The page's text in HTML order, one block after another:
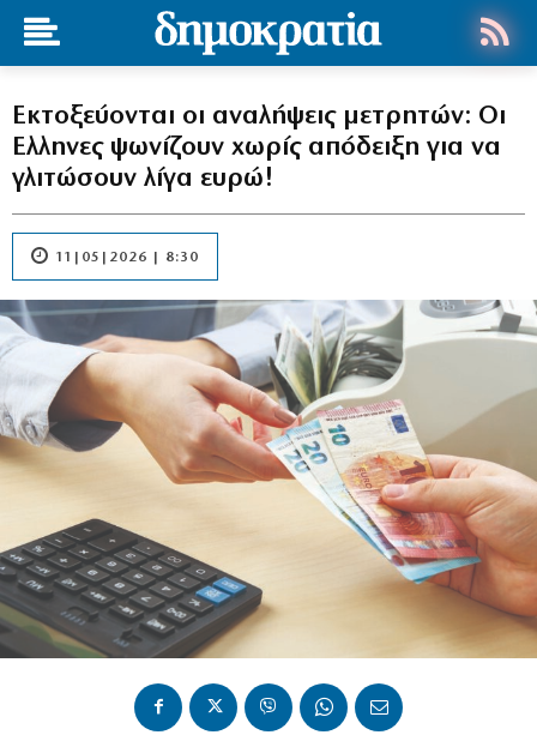
Εκτοξεύονται οι αναλήψεις μετρητών: Οι
Ελληνες ψωνίζουν χωρίς απόδειξη για να
γλιτώσουν λίγα ευρώ!
11|05|2026 | 8:30